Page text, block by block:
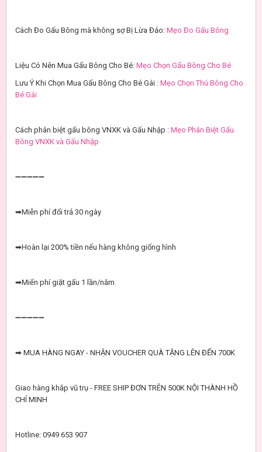
Cách Đo Gấu Bông mà không sợ Bị Lừa Đảo: Mẹo Đo Gấu Bông
Liệu Có Nên Mua Gấu Bông Cho Bé: Mẹo Chọn Gấu Bông Cho Bé
Lưu Ý Khi Chọn Mua Gấu Bông Cho Bé Gái : Mẹo Chọn Thú Bông Cho
Bé Gái
Cách phân biệt gấu bông VNXK và Gấu Nhập : Mẹo Phân Biệt Gấu
Bông VNXK và Gấu Nhập
➖➖➖➖➖
➡Miễn phí đổi trả 30 ngày
➡Hoàn lại 200% tiền nếu hàng không giống hình
➡Miến phí giặt gấu 1 lần/năm
➖➖➖➖➖
➡ MUA HÀNG NGAY - NHẬN VOUCHER QUÀ TẶNG LÊN ĐẾN 700K
Giao hàng khắp vũ trụ - FREE SHIP ĐƠN TRÊN 500K NỘI THÀNH HỒ
CHÍ MINH
Hotline: 0949 653 907